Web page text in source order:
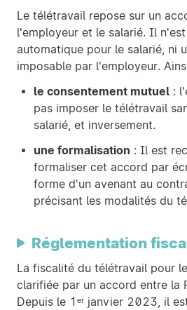
Le télétravail repose sur un
l'employeur et le salarié. Il
automatique pour le salarié, ni
imposable par l'employeur.
le consentement mutuel :
pas imposer le télétravail
salarié, et inversement.
une formalisation : Il est
formaliser cet accord par
forme d'un avenant au
précisant les modalités du
Réglementation
La fiscalité du télétravail pour
clarifiée par un accord entre la
Depuis le 1ᵉʳ janvier 2023, il